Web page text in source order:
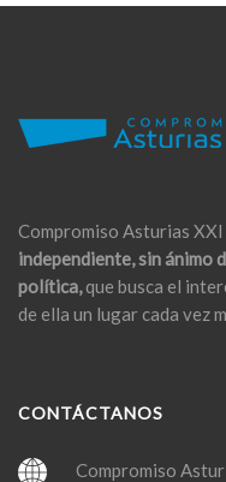
Compromiso Asturias XXI
independiente, sin ánimo
política,que busca el
de ella un lugar cada vez
CONTÁCTANOS
Compromiso